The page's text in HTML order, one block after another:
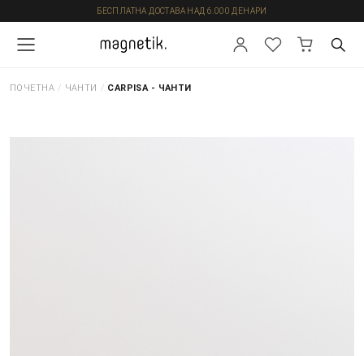
БЕСПЛАТНА ДОСТАВА НАД 6.000 ДЕНАРИ
ПОЧЕТНА / ЧАНТИ / CARPISA - ЧАНТИ